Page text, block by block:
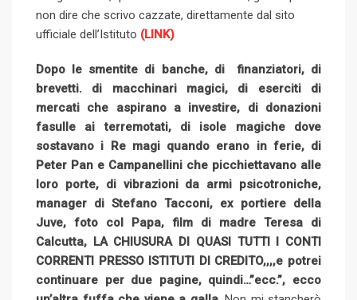
non dire che scrivo cazzate, direttamente dal sito
ufficiale dell’Istituto (LINK)
Dopo le smentite di banche, di finanziatori, di
brevetti. di macchinari magici, di eserciti di
mercati che aspirano a investire, di donazioni
fasulle ai terremotati, di isole magiche dove
sostavano i Re magi quando erano in ferie, di
Peter Pan e Campanellini che picchiettavano alle
loro porte, di vibrazioni da armi psicotroniche,
manager di Stefano Tacconi, ex portiere della
Juve, foto col Papa, film di madre Teresa di
Calcutta, LA CHIUSURA DI QUASI TUTTI I CONTI
CORRENTI PRESSO ISTITUTI DI CREDITO,,,,e potrei
continuare per due pagine, quindi…”ecc.”, ecco